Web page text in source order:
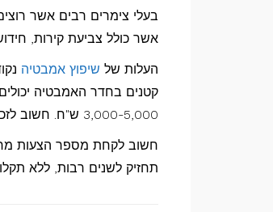
בעלי צימרים רבים אשר
אשר כולל צביעת קירות,
העלות של שיפוץ אמבטיה
קטנים בחדר האמבטיה
3,000-5,000 ש"ח. חשוב לזכור כי העלויות לא כוללות את עלות החומרים אלא רק את העבודה של הפועל בשטח.
חשוב לקחת מספר הצעות
תחזיק לשנים רבות, ללא